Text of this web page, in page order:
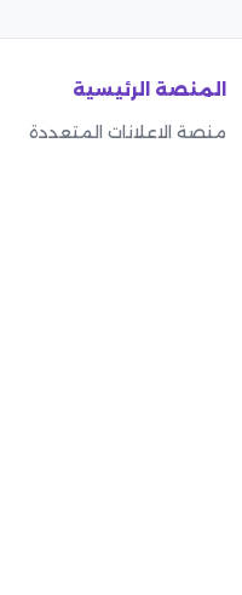
المنصة الرئيسية
منصة الاعلانات المتعددة